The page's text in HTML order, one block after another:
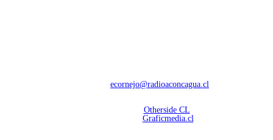
ecornejo@radioaconcagua.cl
Otherside CL
Graficmedia.cl